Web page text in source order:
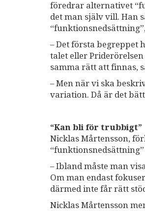
föredrar alternativet
det man själv vill. Han
– Det första begreppet
talet eller
samma rätt att finnas,
– Men när vi ska
variation. Då är det
“Kan bli för trubbigt”
Nicklas Mårtensson,
– Ibland måste man
Om man endast
därmed inte får rätt
Nicklas Mårtensson